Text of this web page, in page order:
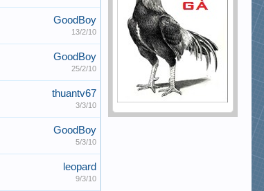
GoodBoy
13/2/10
GoodBoy
25/2/10
thuantv67
3/3/10
GoodBoy
5/3/10
leopard
9/3/10